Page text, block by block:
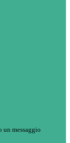
un messaggio